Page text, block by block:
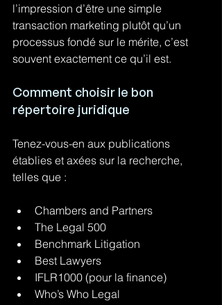
l’impression d’être une simple
transaction marketing plutôt qu’un
processus fondé sur le mérite, c’est
souvent exactement ce qu’il est.
Comment choisir le bon
répertoire juridique
Tenez-vous-en aux publications
établies et axées sur la recherche,
telles que :
Chambers and Partners
The Legal 500
Benchmark Litigation
Best Lawyers
IFLR1000 (pour la finance)
Who’s Who Legal